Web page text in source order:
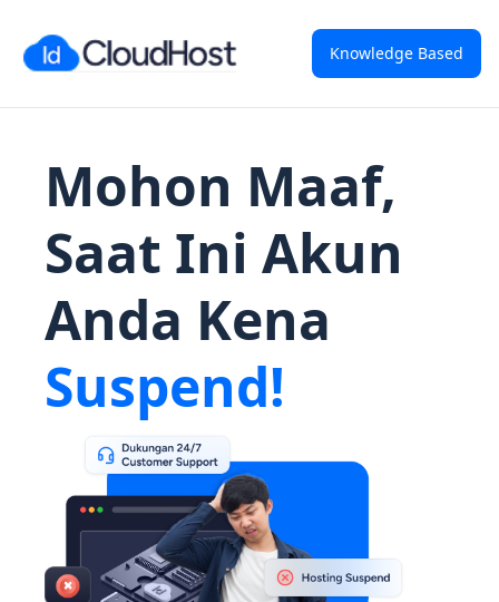
Knowledge Based
Mohon Maaf,
Saat Ini Akun
Anda Kena
Suspend!